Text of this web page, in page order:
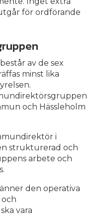
för ordförande
av de sex
minst lika
och Hässleholm
i
strukturerad och
arbete och
den operativa
vara